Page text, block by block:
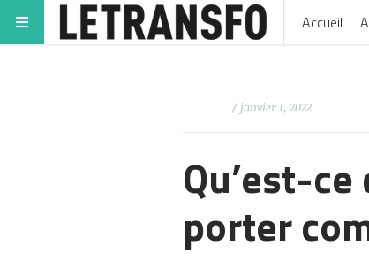
Accueil
/ janvier 1, 2022
Qu’est-
porter